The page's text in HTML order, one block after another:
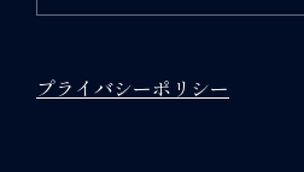
プライバシーポリシー